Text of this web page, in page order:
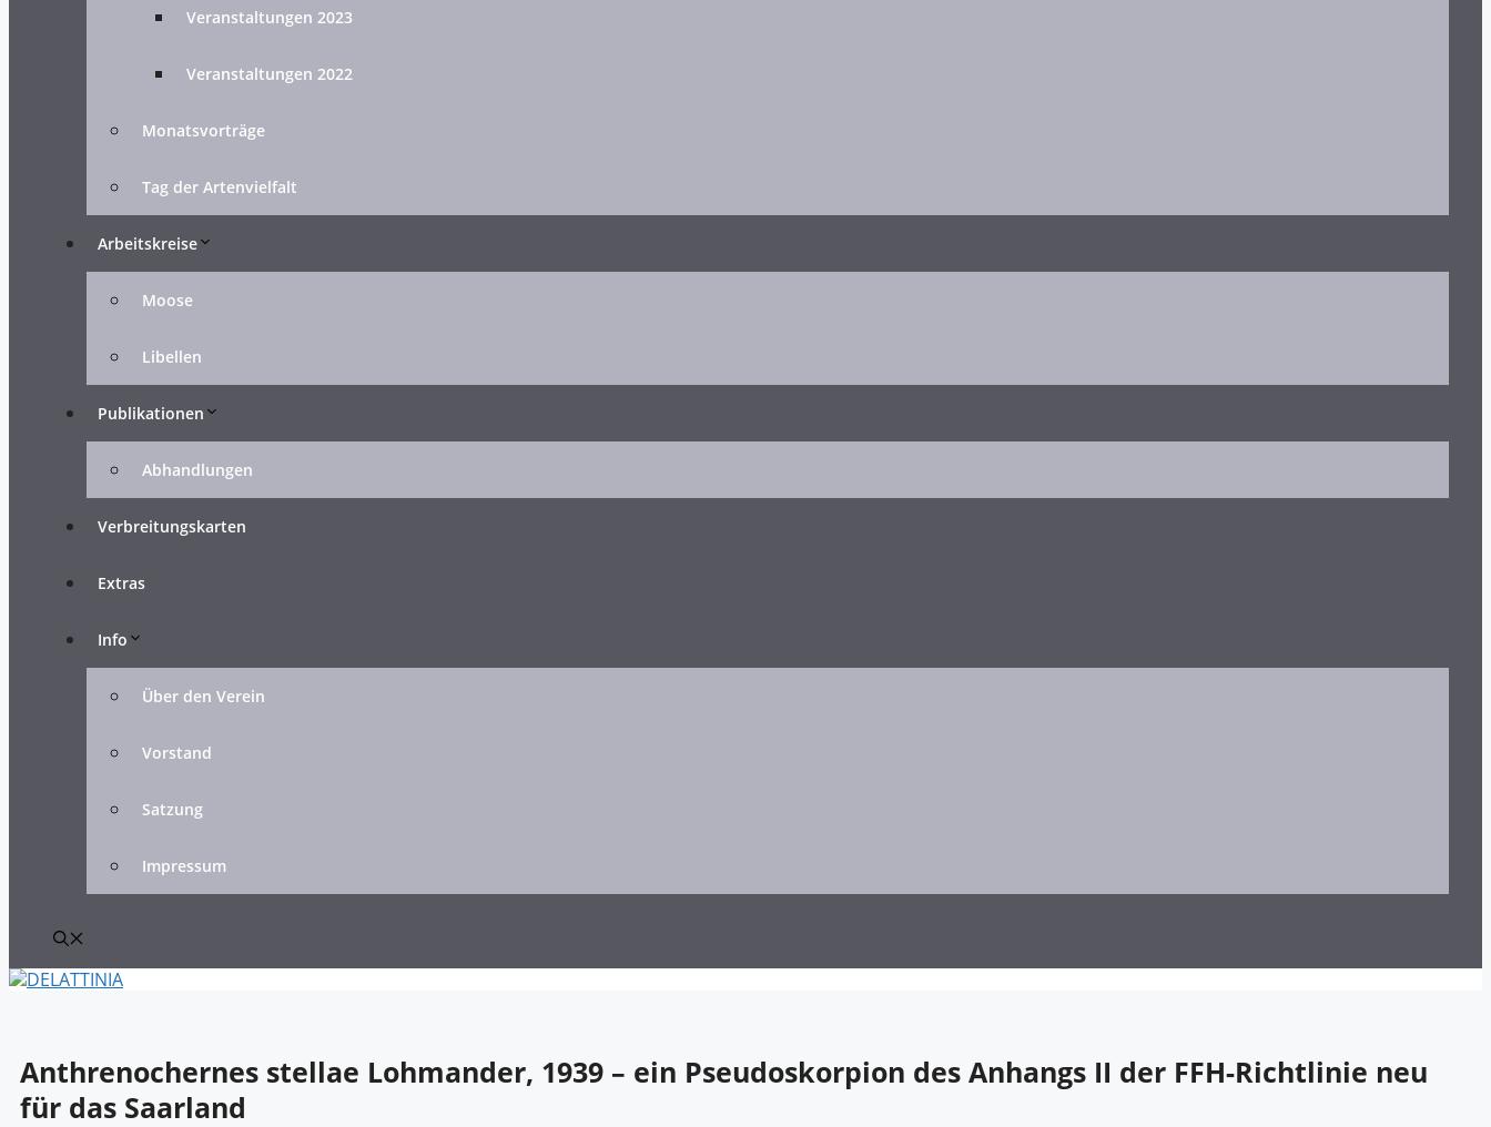
Veranstaltungen 2023
Veranstaltungen 2022
Monatsvorträge
Tag der Artenvielfalt
Arbeitskreise
Moose
Libellen
Publikationen
Abhandlungen
Verbreitungskarten
Extras
Info
Über den Verein
Vorstand
Satzung
Impressum
Anthrenochernes stellae Lohmander, 1939 – ein Pseudoskorpion des Anhangs II der FFH-Richtlinie neu
für das Saarland